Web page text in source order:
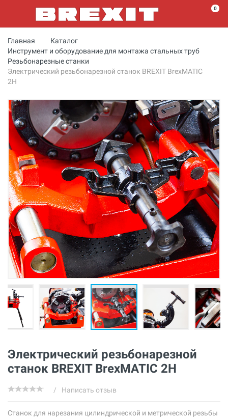
0
Главная
Каталог
Инструмент и оборудование для монтажа стальных труб
Резьбонарезные станки
Электрический резьбонарезной станок BREXIT BrexMATIC
2H
Электрический резьбонарезной
станок BREXIT BrexMATIC 2H
/ Написать отзыв
Станок для нарезания цилиндрической и метрической резьбы